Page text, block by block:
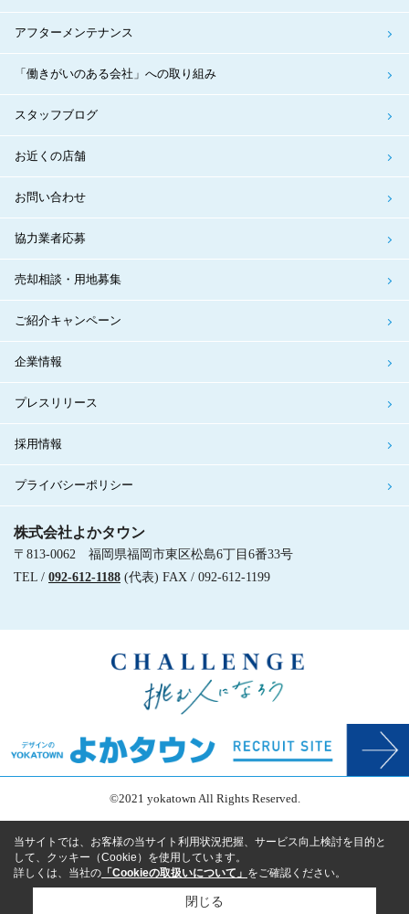
アフターメンテナンス
「働きがいのある会社」への取り組み
スタッフブログ
お近くの店舗
お問い合わせ
協力業者応募
売却相談・用地募集
ご紹介キャンペーン
企業情報
プレスリリース
採用情報
プライバシーポリシー
株式会社よかタウン
〒813-0062 福岡県福岡市東区松島6丁目6番33号
TEL / 092-612-1188 (代表) FAX / 092-612-1199
©2021 yokatown All Rights Reserved.
当サイトでは、お客様の当サイト利用状況把握、サービス向上検討を目的と
して、クッキー（Cookie）を使用しています。
詳しくは、当社の 「Cookieの取扱いについて」 をご確認ください。
閉じる